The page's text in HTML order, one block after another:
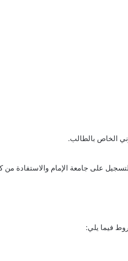
الخاص بالطالب.
على جامعة الإمام والاستفادة من
فيما يلي: